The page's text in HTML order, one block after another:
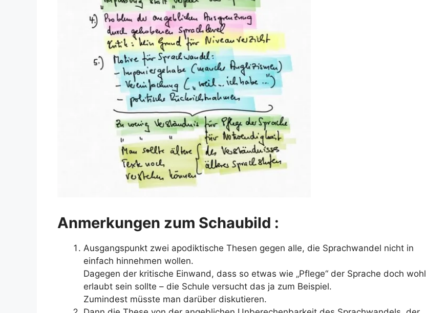
Anmerkungen zum Schaubild :
Ausgangspunkt zwei apodiktische Thesen gegen alle, die Sprachwandel nicht in
einfach hinnehmen wollen.
Dagegen der kritische Einwand, dass so etwas wie „Pflege“ der Sprache doch wohl
erlaubt sein sollte – die Schule versucht das ja zum Beispiel.
Zumindest müsste man darüber diskutieren.